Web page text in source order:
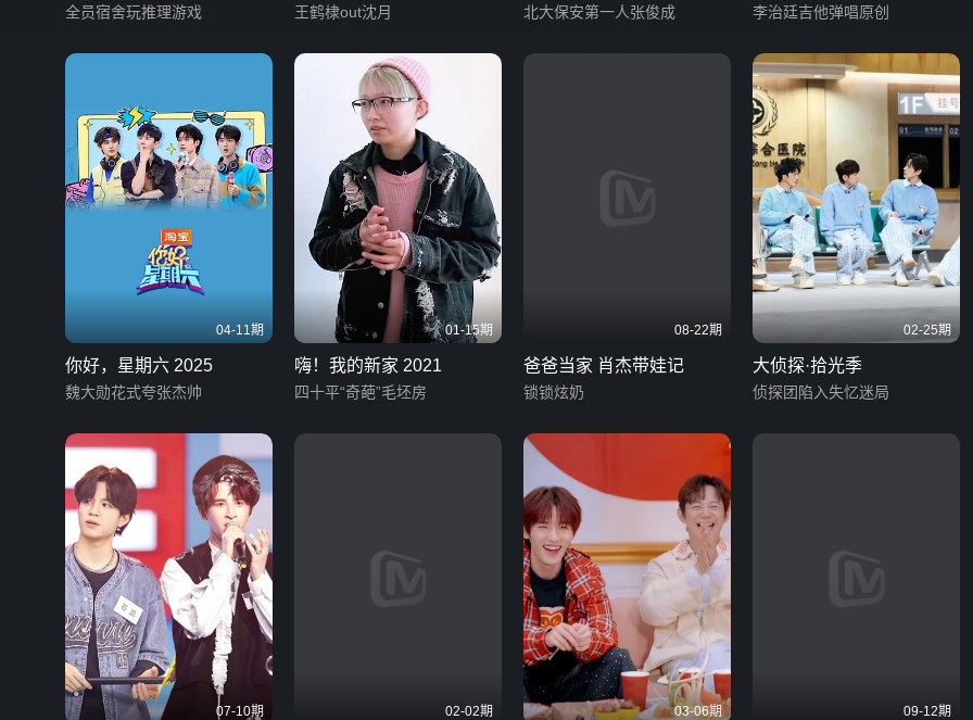
全员宿舍玩推理游戏 王鹤棣out沈月 北大保安第一人张俊成 李治廷吉他弹唱原创
04-11期
你好，星期六 2025
魏大勋花式夸张杰帅
01-15期
嗨！我的新家 2021
四十平“奇葩”毛坯房
08-22期
爸爸当家 肖杰带娃记
锁锁炫奶
02-25期
大侦探·拾光季
侦探团陷入失忆迷局
07-10期 02-02期 03-06期 09-12期